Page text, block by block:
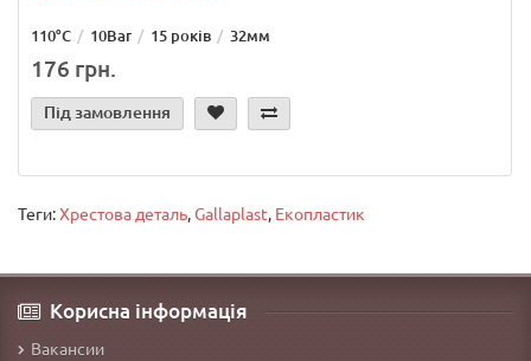
110°C 10Bar 15 років 32мм
176 грн.
Під замовлення
Теги:Хрестова деталь,Gallaplast, Екопластик
Корисна інформація
Вакансии